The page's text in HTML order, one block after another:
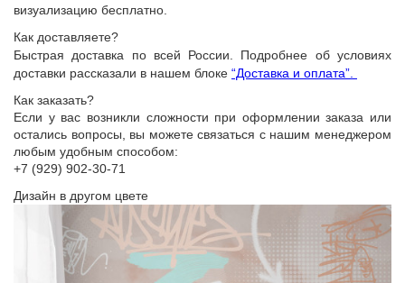
визуализацию бесплатно.
Как доставляете?
Быстрая доставка по всей России. Подробнее об условиях
доставки рассказали в нашем блоке “Доставка и оплата”.
Как заказать?
Если у вас возникли сложности при оформлении заказа или
остались вопросы, вы можете связаться с нашим менеджером
любым удобным способом:
+7 (929) 902-30-71
Дизайн в другом цвете